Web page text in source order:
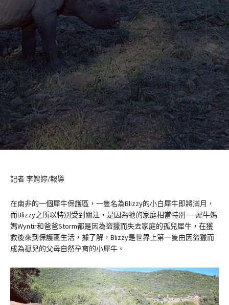
記者 李娉婷/報導
在南非的一個犀牛保護區，一隻名為Blizzy的小白犀牛即將滿月，
而Blizzy之所以特別受到關注，是因為牠的家庭相當特別──犀牛媽
媽Wyntir和爸爸Storm都是因為盜獵而失去家庭的孤兒犀牛，在獲
救後來到保護區生活，據了解，Blizzy是世界上第一隻由因盜獵而
成為孤兒的父母自然孕育的小犀牛。